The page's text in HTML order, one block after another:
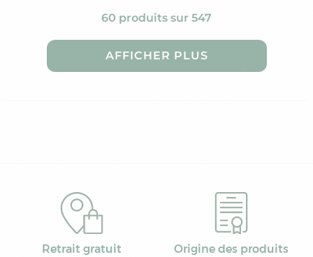
60 produits sur 547
AFFICHER PLUS
Retrait gratuit
Origine des produits